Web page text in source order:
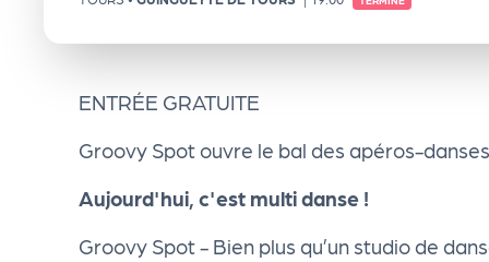
ENTRÉE GRATUITE
Groovy Spot ouvre le bal des apéros-
Aujourd'hui, c'est multi danse !
Groovy Spot - Bien plus qu’un studio de
e
n
d
a